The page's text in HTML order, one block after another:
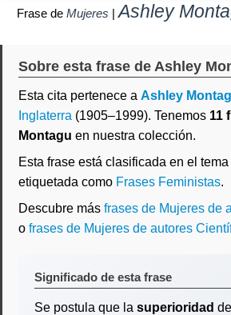
Frase de Mujeres |Ashley
Sobre esta frase de Ashley
Esta cita pertenece a Ashley
Inglaterra (1905–1999). Tenemos 11
Montagu en nuestra colección.
Esta frase está clasificada en el tema
etiquetada como Frases Feministas.
Descubre más frases de Mujeres de
o frases de Mujeres de autores
Significado de esta frase
Se postula que la superioridad